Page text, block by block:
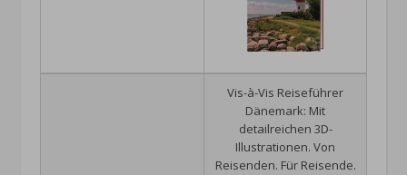
Vis-à-Vis Reiseführer
Dänemark: Mit
detailreichen 3D-
Illustrationen. Von
Reisenden. Für Reisende.